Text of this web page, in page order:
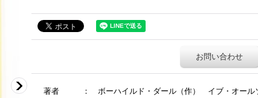
お問い合わせ
著者 ： ボーハイルド・ダール（作） イブ・